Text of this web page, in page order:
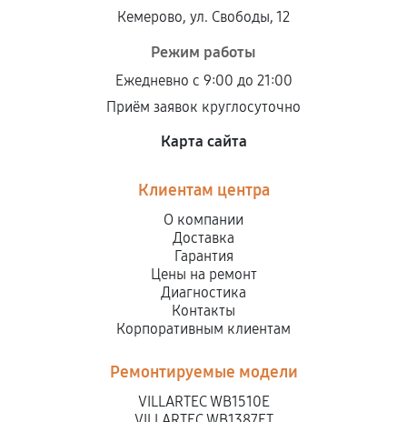
Кемерово, ул. Свободы, 12
Режим работы
Ежедневно с 9:00 до 21:00
Приём заявок круглосуточно
Карта сайта
Клиентам центра
О компании
Доставка
Гарантия
Цены на ремонт
Диагностика
Контакты
Корпоративным клиентам
Ремонтируемые модели
VILLARTEC WB1510E